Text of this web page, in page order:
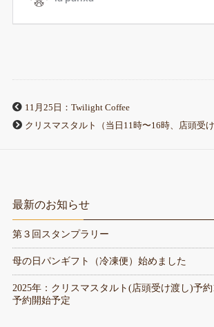
11月25日：Twilight Coffee
クリスマスタルト（当日11時〜16時、店頭受け
最新のお知らせ
第３回スタンプラリー
母の日パンギフト（冷凍便）始めました
2025年：クリスマスタルト(店頭受け渡し)予約
予約開始予定